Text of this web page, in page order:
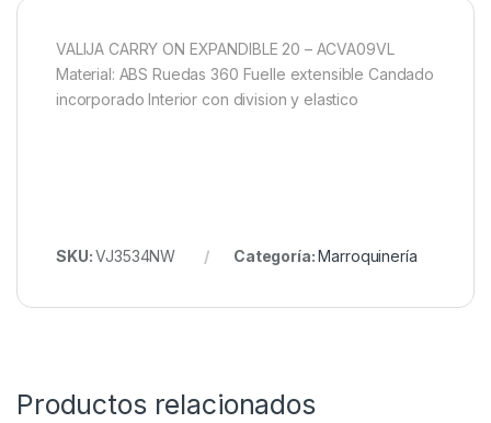
VALIJA CARRY ON EXPANDIBLE 20 – ACVA09VL
Material: ABS Ruedas 360 Fuelle extensible Candado
incorporado Interior con division y elastico
SKU:VJ3534NW Categoría:Marroquinería
Productos relacionados